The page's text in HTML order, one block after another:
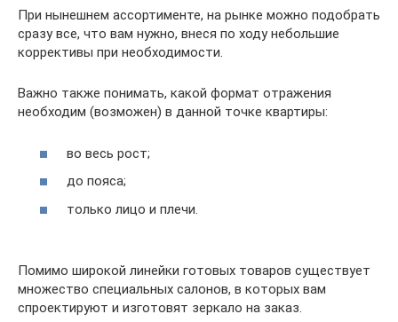
При нынешнем ассортименте, на рынке можно подобрать
сразу все, что вам нужно, внеся по ходу небольшие
коррективы при необходимости.
Важно также понимать, какой формат отражения
необходим (возможен) в данной точке квартиры:
во весь рост;
до пояса;
только лицо и плечи.
Помимо широкой линейки готовых товаров существует
множество специальных салонов, в которых вам
спроектируют и изготовят зеркало на заказ.